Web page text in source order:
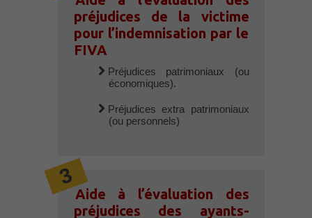
préjudices de la victime
pour l’indemnisation par le
FIVA
Préjudices patrimoniaux (ou
économiques).
Préjudices extra patrimoniaux
(ou personnels)
Aide à l’évaluation des
préjudices des ayants-